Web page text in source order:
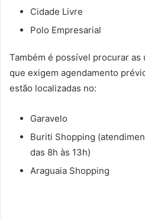
Cidade Livre
Polo Empresarial
Também é possível procurar as
que exigem agendamento
estão localizadas no:
Garavelo
Buriti Shopping
das 8h às 13h)
Araguaia Shopping